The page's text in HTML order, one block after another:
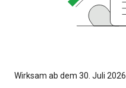
Wirksam ab dem 30. Juli 2026